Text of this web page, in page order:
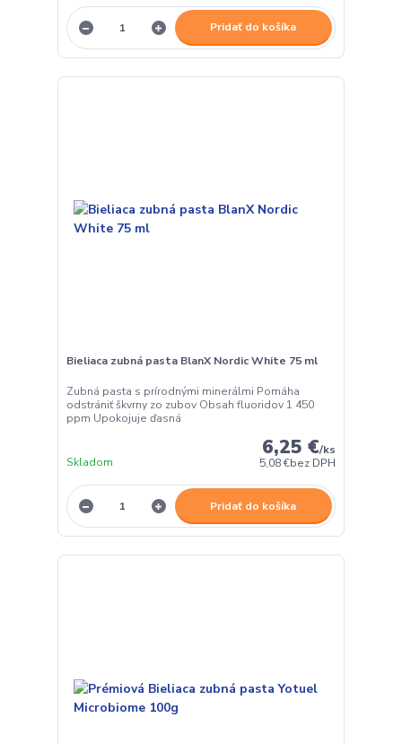
Pridať do košíka
Bieliaca zubná pasta BlanX Nordic White 75 ml
Zubná pasta s prírodnými minerálmi Pomáha
odstrániť škvrny zo zubov Obsah fluoridov 1 450
ppm Upokojuje ďasná
6,25 €/ks
5,08 €bez DPH
Skladom
Pridať do košíka